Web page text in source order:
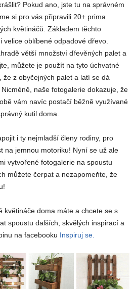
Pokud ano, jste tu na správném
si pro vás připravili 20+ prima
květináčů. Základem těchto
velice oblíbené odpadové dřevo.
větší množství dřevěných palet a
můžete je použít na tyto úchvatné
že z obyčejných palet a latí se dá
naše fotogalerie dokazuje, že
vám navíc postačí běžně využívané
kutil doma.
i ty nejmladší členy rodiny, pro
na jemnou motoriku! Nyní se už ale
vytvořené fotogalerie na spoustu
můžete čerpat a nezapomeňte, že
květináče doma máte a chcete se s
spoustu dalších, skvělých inspirací a
na facebooku Inspiruj se.